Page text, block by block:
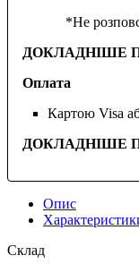
*Не
ДОКЛАДНІШЕ
Оплата
Картою Visa
ДОКЛАДНІШЕ
Опис
Склад